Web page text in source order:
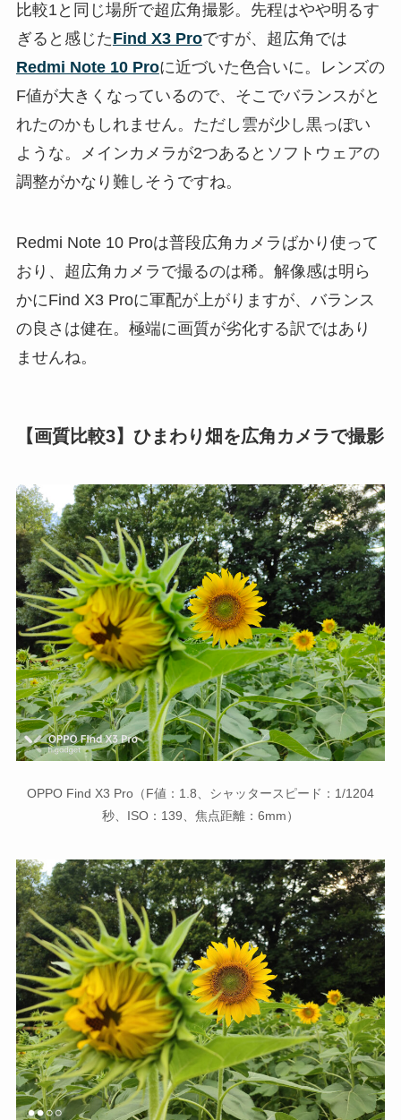
比較1と同じ場所で超広角撮影。先程はやや明るす
ぎると感じたFind X3 Proですが、超広角では
Redmi Note 10 Proに近づいた色合いに。レンズの
F値が大きくなっているので、そこでバランスがと
れたのかもしれません。ただし雲が少し黒っぽい
ような。メインカメラが2つあるとソフトウェアの
調整がかなり難しそうですね。
Redmi Note 10 Proは普段広角カメラばかり使って
おり、超広角カメラで撮るのは稀。解像感は明ら
かにFind X3 Proに軍配が上がりますが、バランス
の良さは健在。極端に画質が劣化する訳ではあり
ませんね。
【画質比較3】ひまわり畑を広角カメラで撮影
OPPO Find X3 Pro（F値：1.8、シャッタースピード：1/1204
秒、ISO：139、焦点距離：6mm）